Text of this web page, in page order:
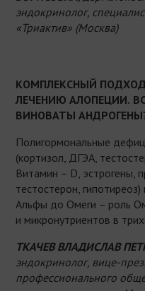
эндокринолог,
«Триактив» (Москва)
КОМПЛЕКСНЫЙ
ЛЕЧЕНИЮ АЛОПЕЦИИ.
ВИНОВАТЫ
Полигормональные
(кортизол, ДГЭА,
Витамин – D, эстрогены,
тестостерон,
Альфы до Омеги – роль
и микронутриентов в
ТКАЧЕВ ВЛАДИСЛАВ
эндокринолог, вице-
профессионального